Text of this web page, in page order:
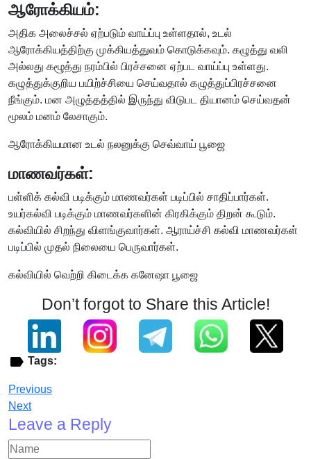
ஆரோக்கியம்:
அதிக அலைச்சல் ஏற்படும் வாய்ப்பு உள்ளதால், உடல்
ஆரோக்கியத்திற்கு முக்கியத்துவம் கொடுக்கவும். கழுத்து வலி
அல்லது கழூத்து நரம்பில் பிரச்சனை ஏற்பட வாய்ப்பு உள்ளது.
கழுத்துக்குறிய பயிற்ச்சியை செய்வதால் கழுத்துப்பிரச்சனை
நீங்கும். மன அழுத்தத்தில் இருந்து விடுபட தியானம் செய்வதன்
மூலம் மனம் லேசாகும்.
ஆரோக்கியமான உடல் நலனுக்கு செவ்வாய் பூஜை
மாணவர்கள்:
பள்ளிக் கல்வி படிக்கும் மாணவர்கள் படிப்பில் சாதிப்பார்கள்.
உயர்கல்வி படிக்கும் மாணவர்களின் கிரகிக்கும் திறன் கூடும்.
கல்வியில் சிறந்து விளங்குவார்கள். ஆராய்ச்சி கல்வி மாணவர்கள்
படிப்பில் முதல் நிலையை பெருவார்கள்.
கல்வியில் வெற்றி கிடைக்க கனேஷா பூஜை
Don’t forgot to Share this Article!
Tags:
Previous
Next
Leave a Reply